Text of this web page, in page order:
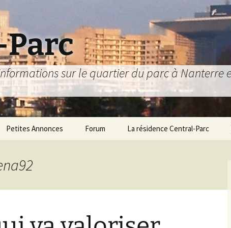
Parc
sur le quartier du parc à Nanterre
Jardinières
Petites Annonces Forum La résidence Central-Parc